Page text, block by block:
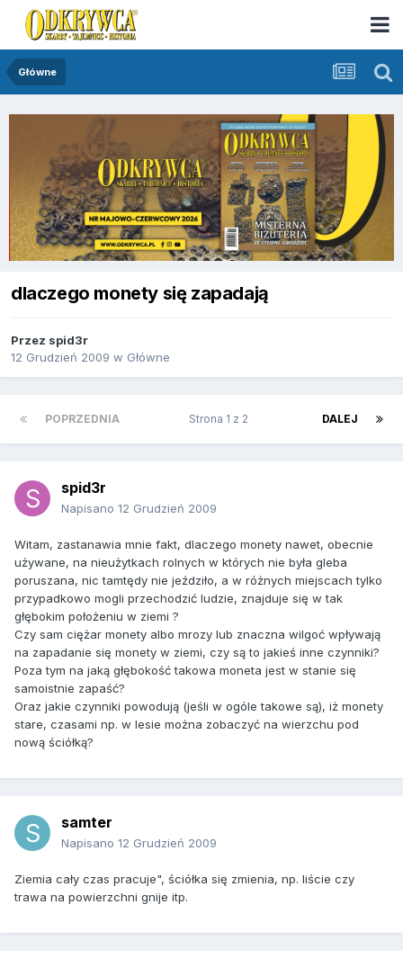
Główne
dlaczego monety się zapadają
Przez spid3r
12 Grudzień 2009 w Główne
POPRZEDNIA DALEJ
Strona 1 z 2
spid3r
Napisano 12 Grudzień 2009
Witam, zastanawia mnie fakt, dlaczego monety nawet, obecnie
używane, na nieużytkach rolnych w których nie była gleba
poruszana, nic tamtędy nie jeździło, a w różnych miejscach tylko
przypadkowo mogli przechodzić ludzie, znajduje się w tak
głębokim położeniu w ziemi ?
Czy sam ciężar monety albo mrozy lub znaczna wilgoć wpływają
na zapadanie się monety w ziemi, czy są to jakieś inne czynniki?
Poza tym na jaką głębokość takowa moneta jest w stanie się
samoistnie zapaść?
Oraz jakie czynniki powodują (jeśli w ogóle takowe są), iż monety
stare, czasami np. w lesie można zobaczyć na wierzchu pod
nową ściółką?
samter
Napisano 12 Grudzień 2009
Ziemia cały czas pracuje", ściółka się zmienia, np. liście czy
trawa na powierzchni gnije itp.